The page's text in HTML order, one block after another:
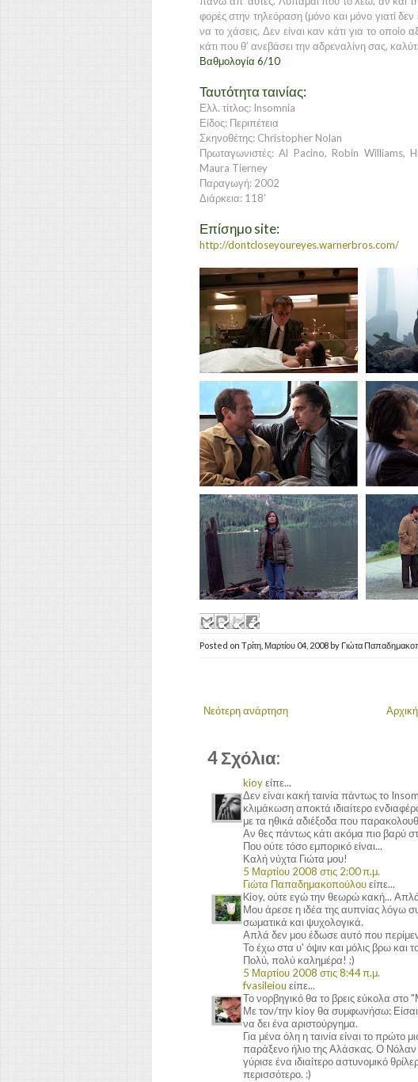
φορές στην τηλεόραση (μόνο και μόνο γιατί δεν
να το χάσεις. Δεν είναι καν κάτι για το οποίο
κάτι που θ’ ανεβάσει την αδρεναλίνη σας,
Βαθμολογία 6/10
Ταυτότητα ταινίας:
Ελλ. τίτλος: Insomnia
Είδος: Περιπέτεια
Σκηνοθέτης: Christopher Nolan
Πρωταγωνιστές: Al Pacino, Robin Williams,
Maura Tierney
Παραγωγή: 2002
Διάρκεια: 118’
Επίσημο site:
http://dontcloseyoureyes.warnerbros.com/
Posted on Τρίτη, Μαρτίου 04, 2008 by Γιώτα
Νεότερη ανάρτηση
4 Σχόλια:
kioyείπε...
Δεν είναι κακή ταινία πάντως το
κλιμάκωση αποκτά ιδιαίτερο
με τα ηθικά αδιέξοδα που
Αν θες πάντως κάτι ακόμα πιο βαρύ
Που ούτε τόσο εμπορικό είναι...
Καλή νύχτα Γιώτα μου!
5 Μαρτίου 2008 στις 2:00 π.μ.
Γιώτα Παπαδημακοπούλουείπε...
Kioy, ούτε εγώ την θεωρώ κακή...
Μου άρεσε η ιδέα της αυπνίας λόγω
σωματικά και ψυχολογικά.
Απλά δεν μου έδωσε αυτό που
Το έχω στα υ' όψιν και μόλις βρω και
Πολύ, πολύ καλημέρα! ;)
5 Μαρτίου 2008 στις 8:44 π.μ.
fvasileiou είπε...
Το νορβηγικό θα το βρεις εύκολα στο
Με τον/την kioy θα συμφωνήσω:
να δει ένα αριστούργημα.
Για μένα όλη η ταινία είναι το πρώτο
παράξενο ήλιο της Αλάσκας. Ο
γύρισε ένα ιδιαίτερο αστυνομικό
περισσότερο. :)